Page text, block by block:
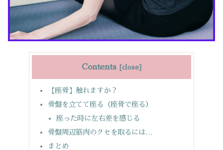
Contents
【座骨】触れますか？
骨盤を立てて座る（座骨で座る）
座った時に左右差を感じる
骨盤周辺筋肉のクセを取るには…
まとめ